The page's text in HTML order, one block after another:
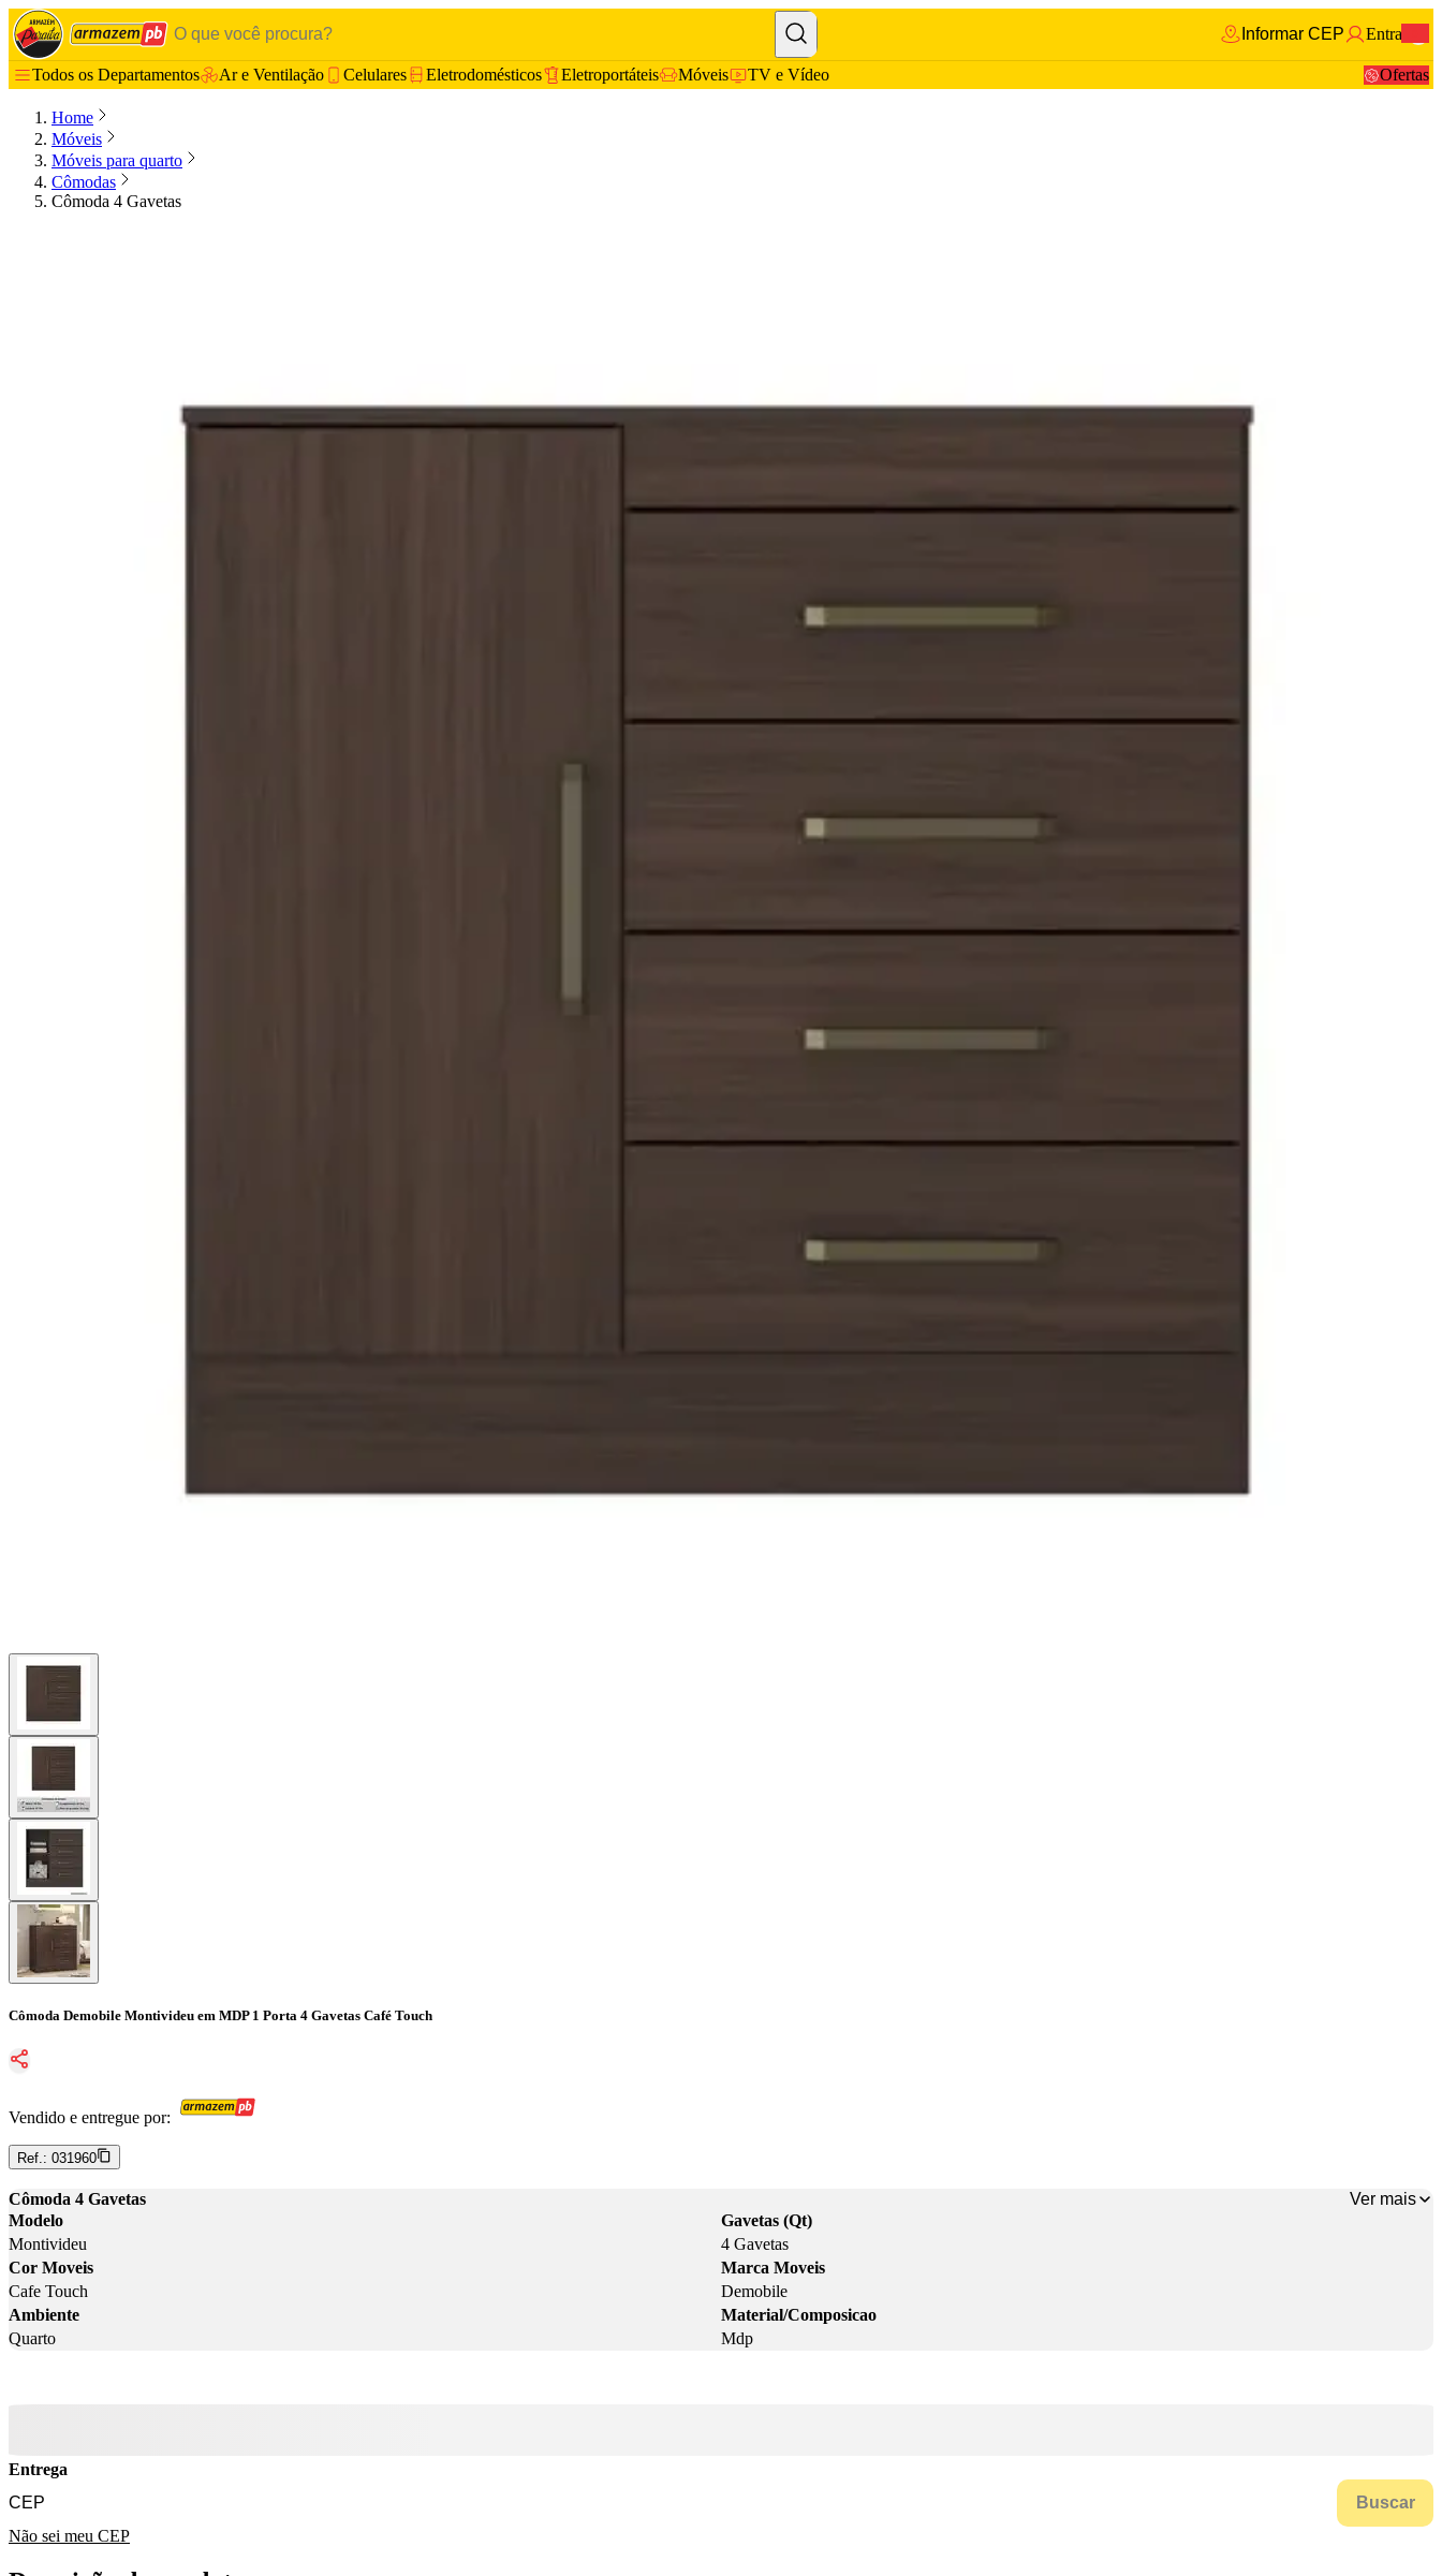
Informar CEP Entrar
Todos os Departamentos Ar e Ventilação Celulares Eletrodomésticos Eletroportáteis Móveis TV e Vídeo Ofertas
Home
Móveis
Móveis para quarto
Cômodas
Cômoda 4 Gavetas
Cômoda Demobile Montivideu em MDP 1 Porta 4 Gavetas Café Touch
Vendido e entregue por:
Ref.: 031960
Cômoda 4 Gavetas
Ver mais
Modelo
Montivideu
Gavetas (Qt)
4 Gavetas
Cor Moveis
Cafe Touch
Marca Moveis
Demobile
Ambiente
Quarto
Material/Composicao
Mdp
Entrega
Buscar
Não sei meu CEP